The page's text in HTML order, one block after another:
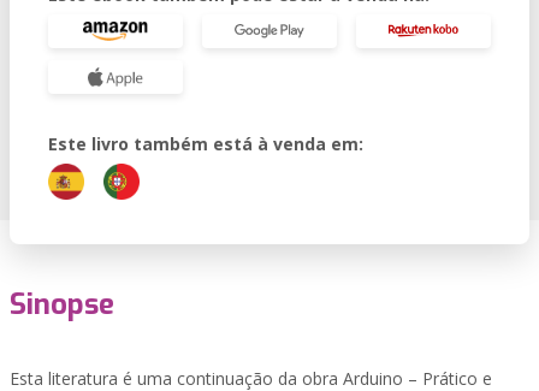
Este livro também está à venda em:
Sinopse
Esta literatura é uma continuação da obra Arduino – Prático e